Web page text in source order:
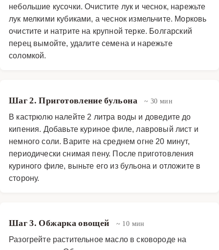
небольшие кусочки. Очистите лук и чеснок, нарежьте
лук мелкими кубиками, а чеснок измельчите. Морковь
очистите и натрите на крупной терке. Болгарский
перец вымойте, удалите семена и нарежьте
соломкой.
Шаг 2. Приготовление бульона ~ 30 мин
В кастрюлю налейте 2 литра воды и доведите до
кипения. Добавьте куриное филе, лавровый лист и
немного соли. Варите на среднем огне 20 минут,
периодически снимая пену. После приготовления
куриного филе, выньте его из бульона и отложите в
сторону.
Шаг 3. Обжарка овощей ~ 10 мин
Разогрейте растительное масло в сковороде на